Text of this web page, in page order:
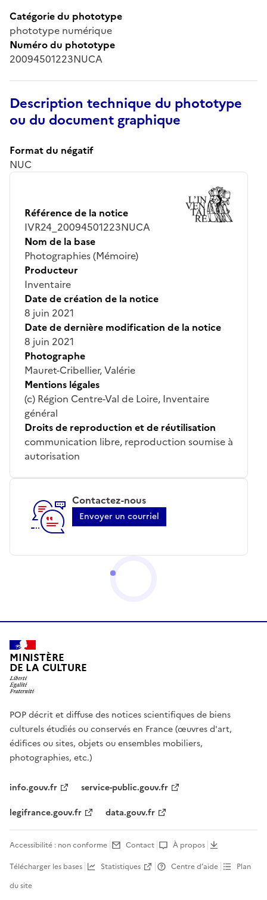
Catégorie du phototype
phototype numérique
Numéro du phototype
20094501223NUCA
Description technique du phototype
ou du document graphique
Format du négatif
NUC
Référence de la notice
IVR24_20094501223NUCA
Nom de la base
Photographies (Mémoire)
Producteur
Inventaire
Date de création de la notice
8 juin 2021
Date de dernière modification de la notice
8 juin 2021
Photographe
Mauret-Cribellier, Valérie
Mentions légales
(c) Région Centre-Val de Loire, Inventaire
général
Droits de reproduction et de réutilisation
communication libre, reproduction soumise à
autorisation
Contactez-nous
Envoyer un courriel
MINISTÈRE
DE LA CULTURE
POP décrit et diffuse des notices scientifiques de biens
culturels étudiés ou conservés en France (œuvres d'art,
édifices ou sites, objets ou ensembles mobiliers,
photographies, etc.)
info.gouv.fr
service-public.gouv.fr
legifrance.gouv.fr
data.gouv.fr
Accessibilité : non conforme Contact
À propos
Télécharger les bases
Statistiques Centre d’aide
Plan
du site